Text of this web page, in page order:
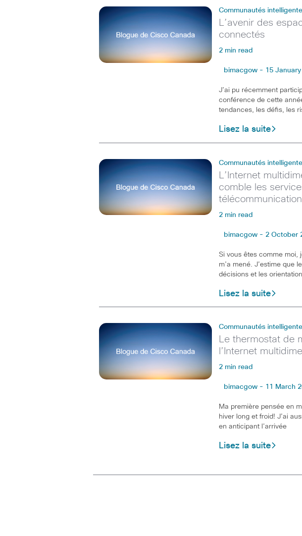
Communautés
L’avenir des
connectés
2 min read
bimacgow - 15
J’ai pu récemment
conférence de cette
tendances, les défis, les
Lisez la suite
Communautés
L’Internet
comble les
2 min read
bimacgow - 2 October
Si vous êtes comme moi,
m’a mené. J’estime que
décisions et les
Lisez la suite
Communautés
Le thermostat de
l’Internet
2 min read
bimacgow - 11 March
Ma première pensée en
hiver long et froid! J’ai
en anticipant l’arrivée
Lisez la suite